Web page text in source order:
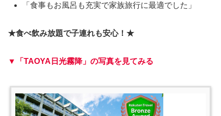
「食事もお風呂も充実で家族旅行に最適でした」
★食べ飲み放題で子連れも安心！★
▼「TAOYA日光霧降」の写真を見てみる